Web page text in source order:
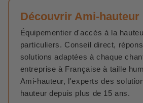
Découvrir Ami-hauteur
Équipementier d'accès à la
particuliers. Conseil direct,
solutions adaptées à chaque
entreprise à Française à taille
Ami-hauteur, l'experts des
hauteur depuis plus de 15 ans.